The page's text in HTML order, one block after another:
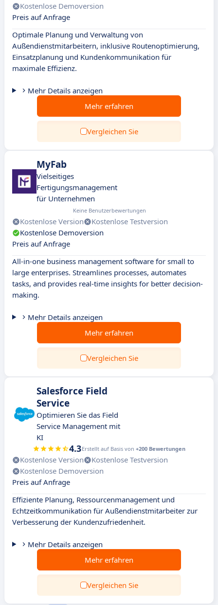
Kostenlose Demoversion
Preis auf Anfrage
Optimale Planung und Verwaltung von
Außendienstmitarbeitern, inklusive Routenoptimierung,
Einsatzplanung und Kundenkommunikation für
maximale Effizienz.
Mehr Details anzeigen
Mehr erfahren
Vergleichen Sie
MyFab
Vielseitiges
Fertigungsmanagement
für Unternehmen
Keine Benutzerbewertungen
Kostenlose Version
Kostenlose Testversion
Kostenlose Demoversion
Preis auf Anfrage
All-in-one business management software for small to
large enterprises. Streamlines processes, automates
tasks, and provides real-time insights for better decision-
making.
Mehr Details anzeigen
Mehr erfahren
Vergleichen Sie
Salesforce Field
Service
Optimieren Sie das Field
Service Management mit
KI
4.3Erstellt auf Basis von +200 Bewertungen
Kostenlose Version
Kostenlose Testversion
Kostenlose Demoversion
Preis auf Anfrage
Effiziente Planung, Ressourcenmanagement und
Echtzeitkommunikation für Außendienstmitarbeiter zur
Verbesserung der Kundenzufriedenheit.
Mehr Details anzeigen
Mehr erfahren
Vergleichen Sie